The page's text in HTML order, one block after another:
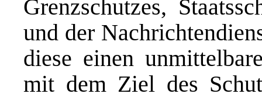
Grenzschutzes,
und der
diese einen
mit dem Ziel des